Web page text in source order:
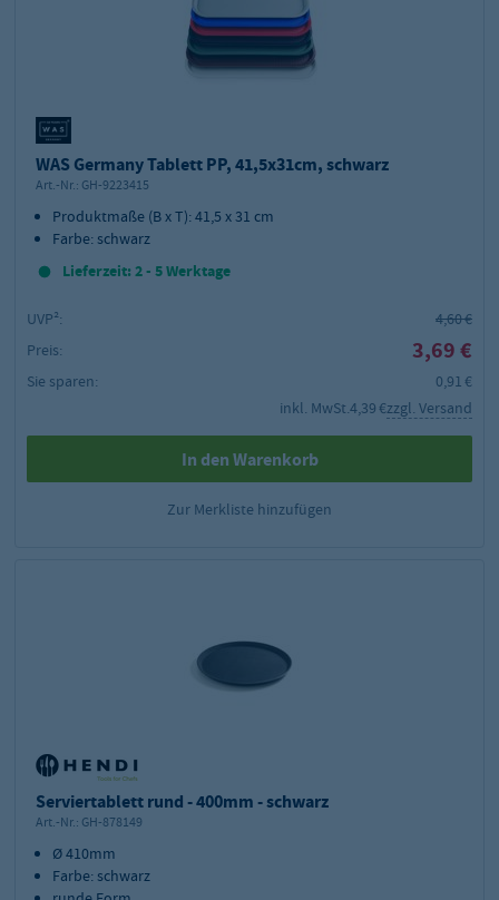
WAS Germany Tablett PP, 41,5x31cm, schwarz
Art.-Nr.: GH-9223415
Produktmaße (B x T): 41,5 x 31 cm
Farbe: schwarz
Lieferzeit: 2 - 5 Werktage
UVP²:
4,60 €
Preis:
3,69 €
Sie sparen:
0,91 €
inkl. MwSt.4,39 €zzgl. Versand
In den Warenkorb
Zur Merkliste hinzufügen
Serviertablett rund - 400mm - schwarz
Art.-Nr.: GH-878149
Ø 410mm
Farbe: schwarz